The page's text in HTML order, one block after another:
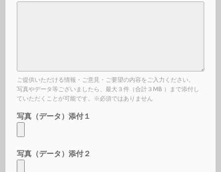
ご提供いただける情報・ご意見・ご要望の内容をご入力ください。
写真やデータ等ございましたら、最大３件（合計３MB ）まで添付し
ていただくことが可能です。※必須ではありません
写真（データ）添付１
写真（データ）添付２